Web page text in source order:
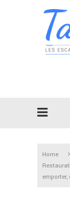
Home
emporter,